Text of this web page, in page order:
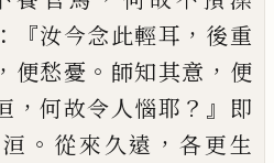
： 『汝今念此輕耳 ， 後重
， 便愁憂 。 師知其意 ， 便
，何故令人惱耶 ？』 即
。 從來久遠 ， 各更生